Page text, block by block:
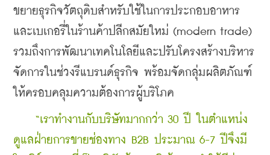
ขยายธุรกิจวัตถุดิบสำหรับใช้ในการประกอบอาหาร
และเบเกอรี่ในร้านค้าปลีกสมัยใหม่ (modern trade)
รวมถึงการพัฒนาเทคโนโลยีและปรับโครงสร้างบริหาร
จัดการในช่วงรีแบรนด์ธุรกิจ พร้อมจัดกลุ่มผลิตภัณฑ์
ให้ครอบคลุมความต้องการผู้บริโภค
“เราทำงานกับบริษัทมากกว่า 30 ปี ในตำแหน่ง
ดูแลฝ่ายการขายช่องทาง B2B ประมาณ 6-7 ปีจึงมี